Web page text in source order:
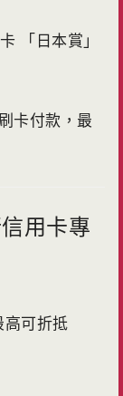
「日本賞」
卡付款，最
用卡專
可折抵